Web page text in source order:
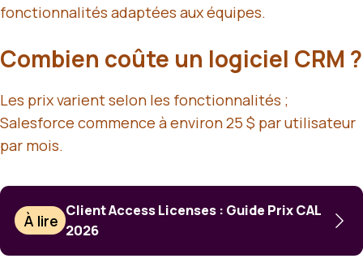
fonctionnalités adaptées aux équipes.
Combien coûte un logiciel CRM ?
Les prix varient selon les fonctionnalités ;
Salesforce commence à environ 25 $ par utilisateur
par mois.
À lire
Client Access Licenses : Guide Prix CAL
2026